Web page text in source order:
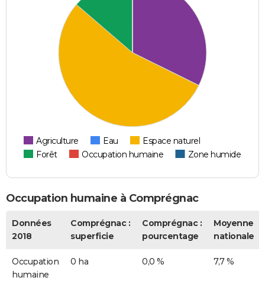
Agriculture Eau
Espace naturel
Forêt
Occupation humaine Zone humide
Occupation humaine à Comprégnac
Données
2018
Comprégnac :
superficie
Comprégnac :
pourcentage
Moyenne
nationale
Occupation
humaine
0 ha 0,0 % 7,7 %